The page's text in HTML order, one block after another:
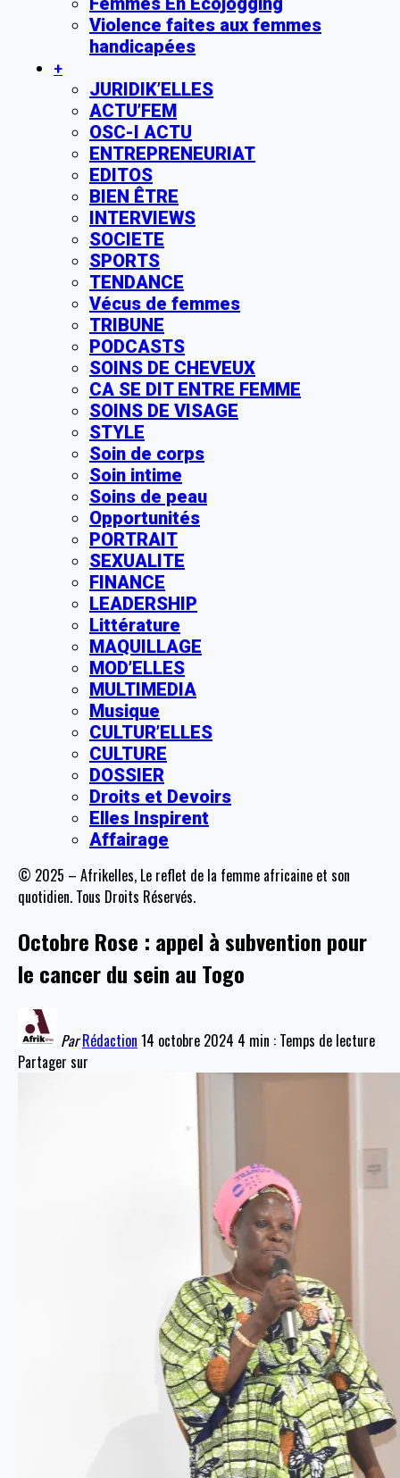
Violence faites aux femmes
handicapées
+
JURIDIK’ELLES
ACTU’FEM
OSC-I ACTU
ENTREPRENEURIAT
EDITOS
BIEN ÊTRE
INTERVIEWS
SOCIETE
SPORTS
TENDANCE
Vécus de femmes
TRIBUNE
PODCASTS
SOINS DE CHEVEUX
CA SE DIT ENTRE FEMME
SOINS DE VISAGE
STYLE
Soin de corps
Soin intime
Soins de peau
Opportunités
PORTRAIT
SEXUALITE
FINANCE
LEADERSHIP
Littérature
MAQUILLAGE
MOD’ELLES
MULTIMEDIA
Musique
CULTUR’ELLES
CULTURE
DOSSIER
Droits et Devoirs
Elles Inspirent
Affairage
© 2025 – Afrikelles, Le reflet de la femme africaine et son
quotidien. Tous Droits Réservés.
Octobre Rose : appel à subvention pour
le cancer du sein au Togo
Par Rédaction 14 octobre 2024 4 min : Temps de lecture
Partager sur